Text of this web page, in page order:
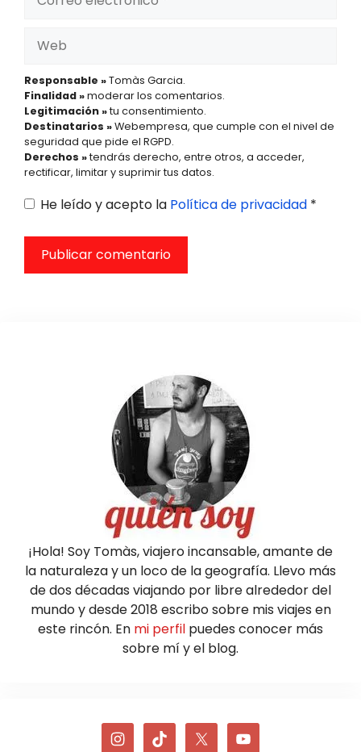
electrónico
Responsable »Tomàs Garcia.
Finalidad »moderar los comentarios.
Legitimación »tu consentimiento.
Destinatarios »Webempresa, que cumple con el nivel de
seguridad que pide el RGPD.
Derechos »tendrás derecho, entre otros, a acceder,
rectificar, limitar y suprimir tus datos.
He leído y acepto la Política de privacidad *
¡Hola! Soy Tomàs, viajero incansable, amante de
la naturaleza y un loco de la geografía. Llevo más
de dos décadas viajando por libre alrededor del
mundo y desde 2018 escribo sobre mis viajes en
este rincón. En mi perfil puedes conocer más
sobre mí y el blog.